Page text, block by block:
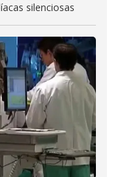
silenciosas